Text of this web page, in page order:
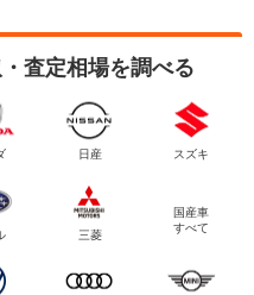
査定相場を調べる
日産 スズキ
三菱
国産車
すべて